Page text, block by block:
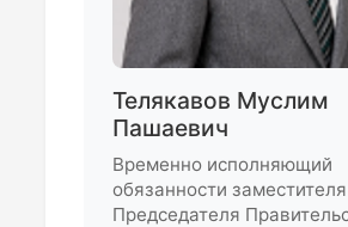
Телякавов Муслим
Пашаевич
Временно исполняющий
обязанности заместителя
Председателя